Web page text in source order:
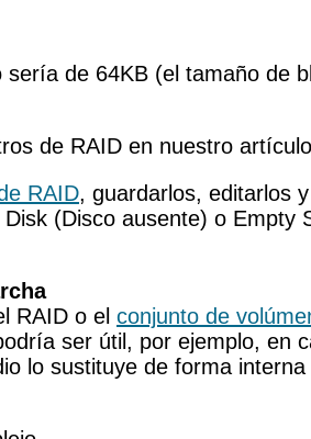
de 64KB (el tamaño de
de RAID en nuestro
RAID, guardarlos, editarlos
(Disco ausente) o
RAID o el conjunto de
ser útil, por ejemplo, en
lo sustituye de forma